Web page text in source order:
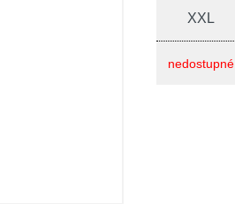
XXL
nedostupné